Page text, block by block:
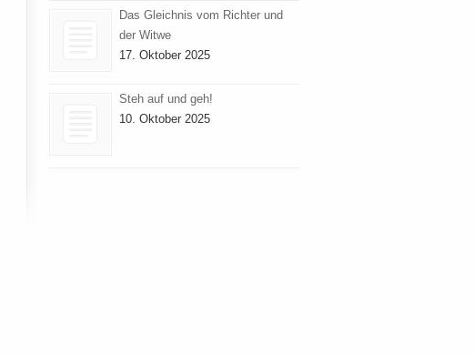
Das Gleichnis vom Richter und
der Witwe
17. Oktober 2025
Steh auf und geh!
10. Oktober 2025